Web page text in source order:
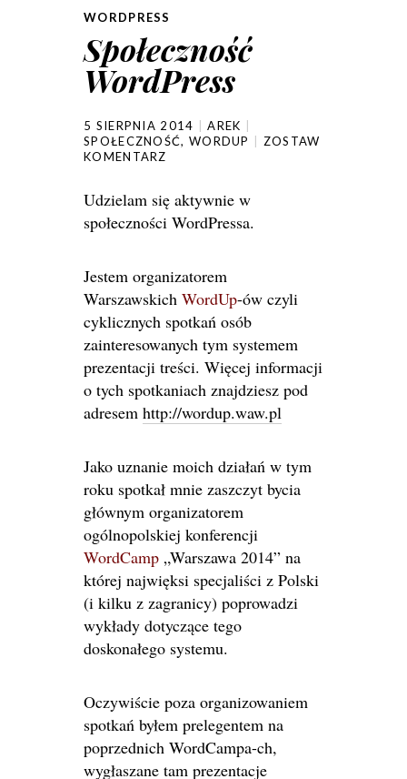
WORDPRESS
Społeczność
WordPress
5 SIERPNIA 2014
AREK
SPOŁECZNOŚĆ, WORDUP
ZOSTAW
KOMENTARZ
Udzielam się aktywnie w
społeczności WordPressa.
Jestem organizatorem
Warszawskich WordUp-ów czyli
cyklicznych spotkań osób
zainteresowanych tym systemem
prezentacji treści. Więcej informacji
o tych spotkaniach znajdziesz pod
adresem http://wordup.waw.pl
Jako uznanie moich działań w tym
roku spotkał mnie zaszczyt bycia
głównym organizatorem
ogólnopolskiej konferencji
WordCamp „Warszawa 2014” na
której najwięksi specjaliści z Polski
(i kilku z zagranicy) poprowadzi
wykłady dotyczące tego
doskonałego systemu.
Oczywiście poza organizowaniem
spotkań byłem prelegentem na
poprzednich WordCampa-ch,
wygłaszane tam prezentacje